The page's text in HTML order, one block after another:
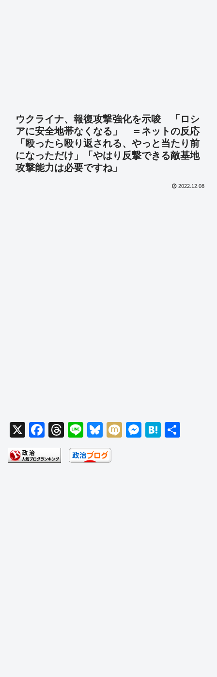
ウクライナ、報復攻撃強化を示唆 「ロシ
アに安全地帯なくなる」 ＝ネットの反応
「殴ったら殴り返される、やっと当たり前
になっただけ」「やはり反撃できる敵基地
攻撃能力は必要ですね」
2022.12.08
X
F
a
c
T
hr
e
Li
n
e
Bl
u
e
M
M
H